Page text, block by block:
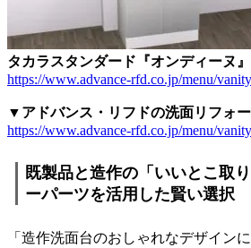
タカラスタンダード『オンディーヌ』
https://www.advance-rfd.co.jp/menu/
▼アドバンス・リフドの洗面リフォ
https://www.advance-rfd.co.jp/menu/
既製品と造作の「いいとこ取
ーパーツを活用した賢い選択
「造作洗面台のおしゃれなデザイン